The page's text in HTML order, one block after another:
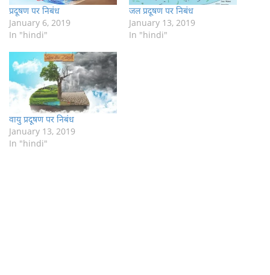
प्रदूषण पर निबंध
January 6, 2019
In "hindi"
जल प्रदूषण पर निबंध
January 13, 2019
In "hindi"
वायु प्रदूषण पर निबंध
January 13, 2019
In "hindi"